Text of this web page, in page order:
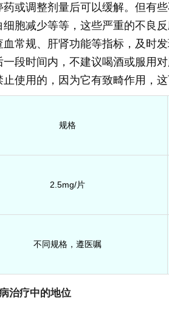
药或调整剂量后可以缓解。但有
胞减少等等，这些严重的不良
血常规、肝肾功能等指标，及时
一段时间内，不建议喝酒或服用
使用的，因为它有致畸作用，这
规格
2.5mg/片
不同规格，遵医嘱
治疗中的地位